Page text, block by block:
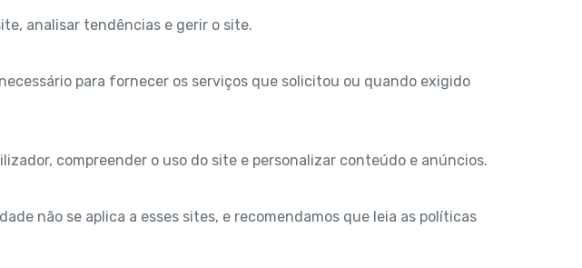
analisar tendências e gerir o site.
para fornecer os serviços que solicitou ou quando exigido
compreender o uso do site e personalizar conteúdo e anúncios.
não se aplica a esses sites, e recomendamos que leia as políticas